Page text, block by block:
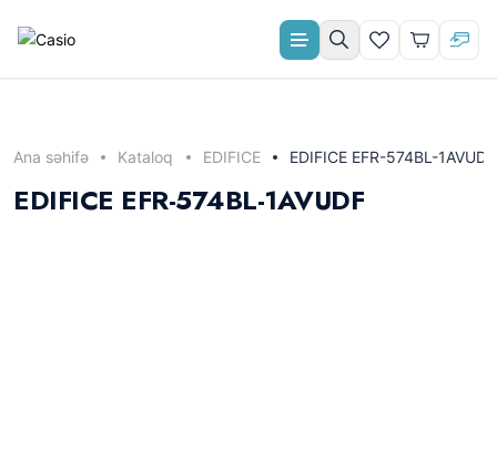
Ana səhifə Kataloq EDIFICE EDIFICE EFR-574BL-1AVUDF
EDIFICE EFR-574BL-1AVUDF